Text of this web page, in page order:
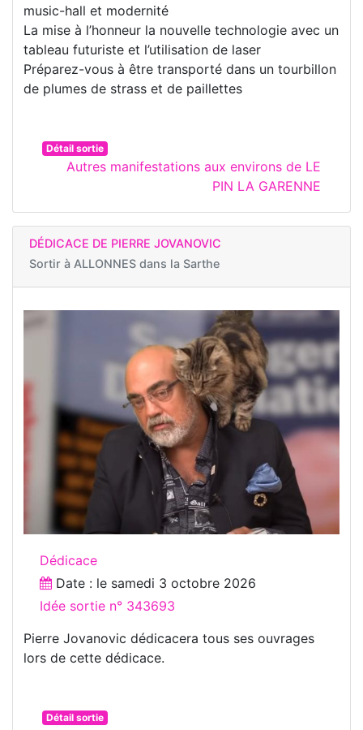
music-hall et modernité
La mise à l’honneur la nouvelle technologie avec un
tableau futuriste et l’utilisation de laser
Préparez-vous à être transporté dans un tourbillon
de plumes de strass et de paillettes
Détail sortie
Autres manifestations aux environs de LE
PIN LA GARENNE
DÉDICACE DE PIERRE JOVANOVIC
Sortir à ALLONNES dans la Sarthe
Dédicace
Date : le samedi 3 octobre 2026
Idée sortie n° 343693
Pierre Jovanovic dédicacera tous ses ouvrages
lors de cette dédicace.
Détail sortie